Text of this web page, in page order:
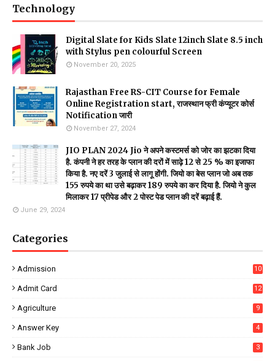
Technology
Digital Slate for Kids Slate 12inch Slate 8.5 inch
with Stylus pen colourful Screen
November 20, 2025
Rajasthan Free RS-CIT Course for Female
Online Registration start, राजस्थान फ्री कंप्यूटर कोर्स
Notification जारी
November 27, 2024
JIO PLAN 2024 Jio ने अपने कस्टमर्स को जोर का झटका दिया
है. कंपनी ने हर तरह के प्लान की दरों में साढ़े 12 से 25 % का इजाफा
किया है. नए दरें 3 जुलाई से लागू होंगी. जियो का बेस प्लान जो अब तक
155 रुपये का था उसे बढ़ाकर 189 रुपये का कर दिया है. जियो ने कुल
मिलाकर 17 प्रीपेड और 2 पोस्ट पेड प्लान की दरें बढ़ाई हैं.
June 29, 2024
Categories
Admission 10
Admit Card 12
Agriculture 9
Answer Key 4
Bank Job 3